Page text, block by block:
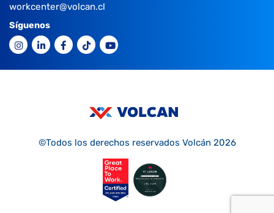
workcenter@volcan.cl
Síguenos
©Todos los derechos reservados Volcán 2026